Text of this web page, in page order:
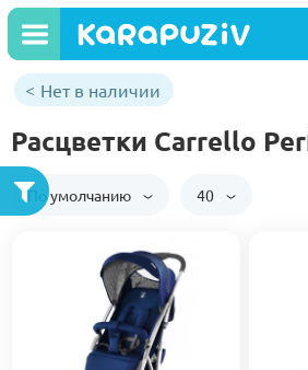
Нет в наличии
Расцветки Carrello
По умолчанию 40